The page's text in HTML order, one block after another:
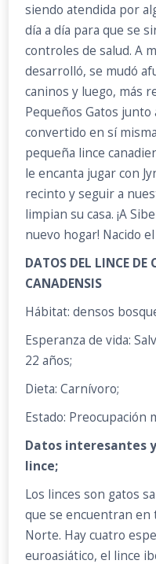
siendo atendida por
día a día para que se
controles de salud. A
desarrolló, se mudó
caninos y luego, más
Pequeños Gatos junto
convertido en sí
pequeña lince
le encanta jugar con
recinto y seguir a
limpian su casa. ¡A
nuevo hogar! Nacido
DATOS DEL LINCE DE
CANADENSIS
Hábitat: densos
Esperanza de vida:
22 años;
Dieta: Carnívoro;
Estado: Preocupación
Datos interesantes
lince;
Los linces son gatos
que se encuentran en
Norte. Hay cuatro
euroasiático, el lince